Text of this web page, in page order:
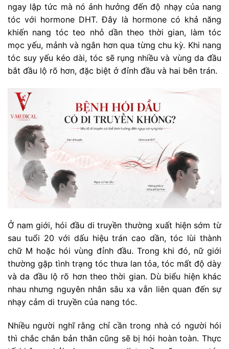
ngay lập tức mà nó ảnh hưởng đến độ nhạy của nang
tóc với hormone DHT. Đây là hormone có khả năng
khiến nang tóc teo nhỏ dần theo thời gian, làm tóc
mọc yếu, mảnh và ngắn hơn qua từng chu kỳ. Khi nang
tóc suy yếu kéo dài, tóc sẽ rụng nhiều và vùng da đầu
bắt đầu lộ rõ hơn, đặc biệt ở đỉnh đầu và hai bên trán.
Ở nam giới, hói đầu di truyền thường xuất hiện sớm từ
sau tuổi 20 với dấu hiệu trán cao dần, tóc lùi thành
chữ M hoặc hói vùng đỉnh đầu. Trong khi đó, nữ giới
thường gặp tình trạng tóc thưa lan tỏa, tóc mất độ dày
và da đầu lộ rõ hơn theo thời gian. Dù biểu hiện khác
nhau nhưng nguyên nhân sâu xa vẫn liên quan đến sự
nhạy cảm di truyền của nang tóc.
Nhiều người nghĩ rằng chỉ cần trong nhà có người hói
thì chắc chắn bản thân cũng sẽ bị hói hoàn toàn. Thực